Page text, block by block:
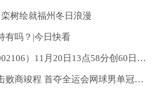
树绘就福州冬日浪漫
有吗？|今日快看
【异动提醒】莱宝高科（002106）11月20日13点58分创60日新低
（粤港澳全运会）吴易昺击败商竣程 首夺全运会网球男单冠军 每日热讯